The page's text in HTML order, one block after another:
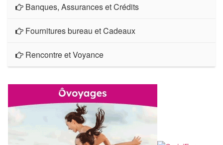
Banques, Assurances et Crédits
Fournitures bureau et Cadeaux
Rencontre et Voyance